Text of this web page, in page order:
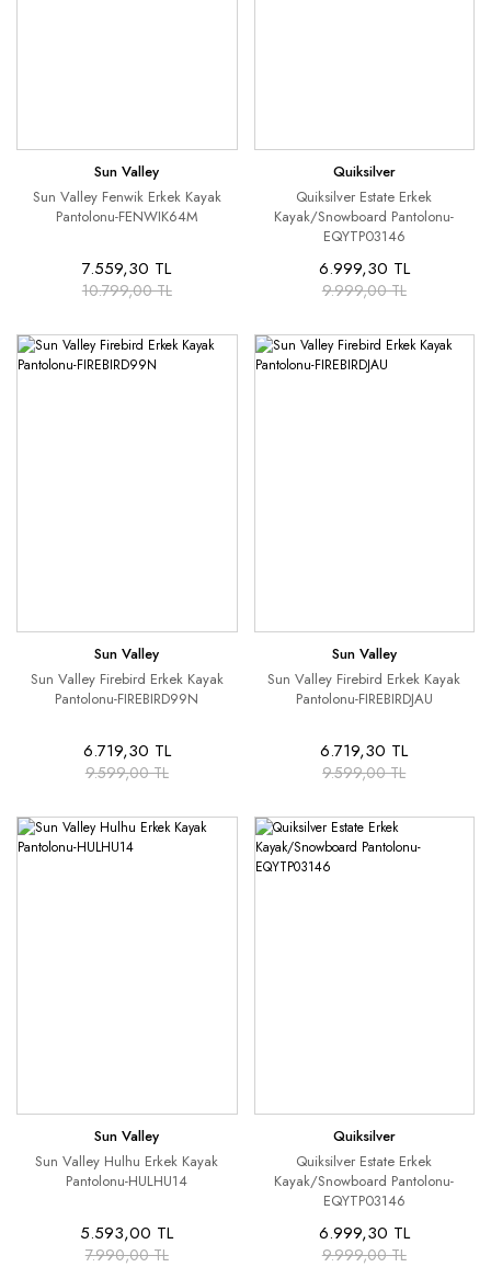
Sun Valley
Sun Valley Fenwik Erkek Kayak
Pantolonu-FENWIK64M
7.559,30 TL
10.799,00 TL
Quiksilver
Quiksilver Estate Erkek
Kayak/Snowboard Pantolonu-
EQYTP03146
6.999,30 TL
9.999,00 TL
Sun Valley
Sun Valley Firebird Erkek Kayak
Pantolonu-FIREBIRD99N
6.719,30 TL
9.599,00 TL
Sun Valley
Sun Valley Firebird Erkek Kayak
Pantolonu-FIREBIRDJAU
6.719,30 TL
9.599,00 TL
Sun Valley
Sun Valley Hulhu Erkek Kayak
Pantolonu-HULHU14
5.593,00 TL
7.990,00 TL
Quiksilver
Quiksilver Estate Erkek
Kayak/Snowboard Pantolonu-
EQYTP03146
6.999,30 TL
9.999,00 TL